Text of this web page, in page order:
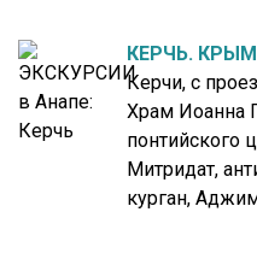
КЕРЧЬ.
Керчи, с
Храм Иоанна
понтийского
Митридат,
курган,